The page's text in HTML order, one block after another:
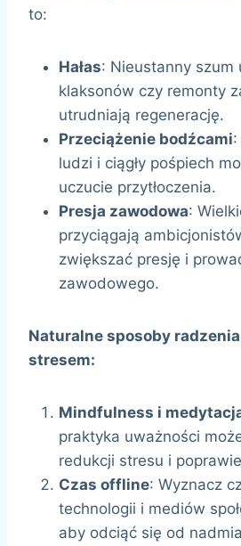
to:
Hałas: Nieustanny szum
klaksonów czy remonty
utrudniają regenerację.
Przeciążenie bodźcami:
ludzi i ciągły pośpiech
uczucie przytłoczenia.
Presja zawodowa:
przyciągają
zwiększać presję i
zawodowego.
Naturalne sposoby
stresem:
Mindfulness i
praktyka uważności
redukcji stresu i
Czas offline: Wyznacz
technologii i mediów
aby odciąć się od